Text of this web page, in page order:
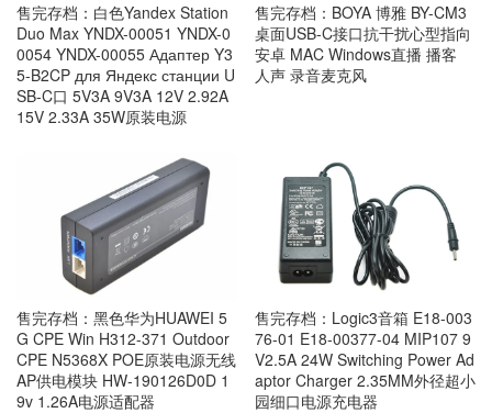
售完存档：白色Yandex Station
Duo Max YNDX-00051 YNDX-0
0054 YNDX-00055 Адаптер Y3
5-B2CP для Яндекс станции U
SB-C口 5V3A 9V3A 12V 2.92A
15V 2.33A 35W原装电源
售完存档：BOYA 博雅 BY-CM3
桌面USB-C接口抗干扰心型指向
安卓 MAC Windows直播 播客
人声 录音麦克风
售完存档：黑色华为HUAWEI 5
G CPE Win H312-371 Outdoor
CPE N5368X POE原装电源无线
AP供电模块 HW-190126D0D 1
9v 1.26A电源适配器
售完存档：Logic3音箱 E18-003
76-01 E18-00377-04 MIP107 9
V2.5A 24W Switching Power Ad
aptor Charger 2.35MM外径超小
园细口电源充电器